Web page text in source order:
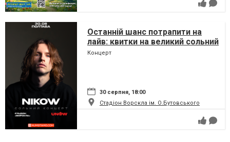
Останній шанс потрапити на
лайв: квитки на великий сольний
концерт Nikow у Полтаві
Концерт
30 серпня, 18:00
Стадіон Ворскла ім. О.Бутовського